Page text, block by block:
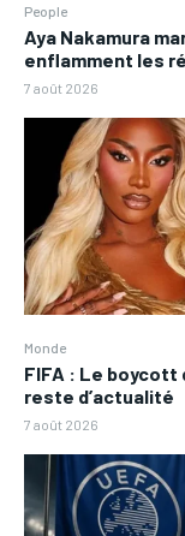
People
Aya Nakamura
enflamment les
7 août 2026
Monde
FIFA : Le boycott
reste d’actualité
7 août 2026